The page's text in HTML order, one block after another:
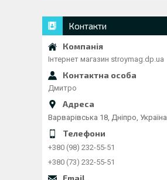
Контакти
Інтернет магазин stroymag.dp.ua
Дмитро
Варварівська 18, Дніпро, Україна
+380 (98) 232-55-51
+380 (73) 232-55-51